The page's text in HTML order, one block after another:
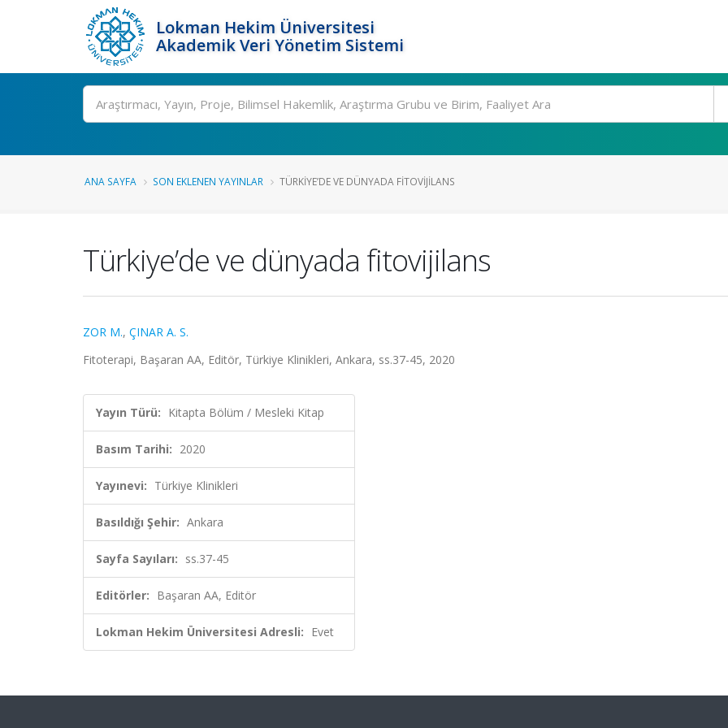
Lokman Hekim Üniversitesi
Akademik Veri Yönetim Sistemi
Ara
ANA SAYFA SON EKLENEN YAYINLAR TÜRKIYE’DE VE DÜNYADA FITOVIJILANS
Türkiye’de ve dünyada fitovijilans
ZOR M., ÇINAR A. S.
Fitoterapi, Başaran AA, Editör, Türkiye Klinikleri, Ankara, ss.37-45, 2020
Yayın Türü: Kitapta Bölüm / Mesleki Kitap
Basım Tarihi: 2020
Yayınevi: Türkiye Klinikleri
Basıldığı Şehir: Ankara
Sayfa Sayıları: ss.37-45
Editörler: Başaran AA, Editör
Lokman Hekim Üniversitesi Adresli: Evet